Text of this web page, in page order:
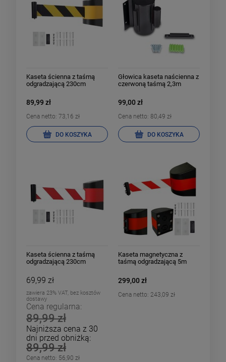
Kaseta ścienna z taśmą
odgradzającą 230cm
89,99 zł
Cena netto: 73,16 zł
DO KOSZYKA
Głowica kaseta naścienna z
czerwoną taśmą 2,3m
99,00 zł
Cena netto: 80,49 zł
DO KOSZYKA
Kaseta ścienna z taśmą
odgradzającą 230cm
69,99 zł
zawiera 23% VAT, bez kosztów
dostawy
Cena regularna:
89,99 zł
Najniższa cena z 30
dni przed obniżką:
89,99 zł
Cena netto: 56,90 zł
Kaseta magnetyczna z
taśmą odgradzającą 5m
299,00 zł
Cena netto: 243,09 zł